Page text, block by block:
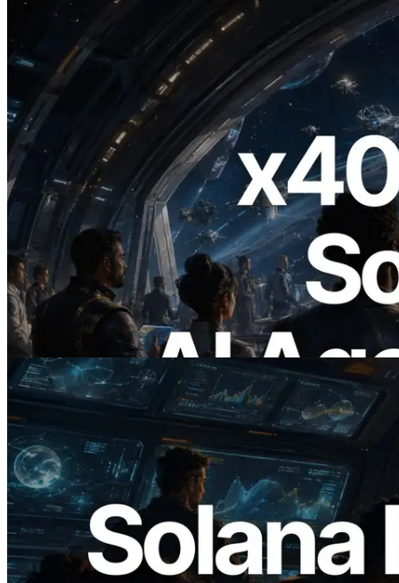
2026.07.04
ERPC lança Solana RPC com suporte a
x402 — A era em que agentes de IA
pagam sob demanda pelas APIs de que
precisam
Ler este artigo
2026.05.24